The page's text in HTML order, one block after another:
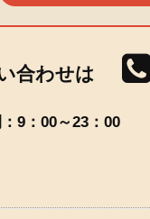
合わせは
9：00～23：00